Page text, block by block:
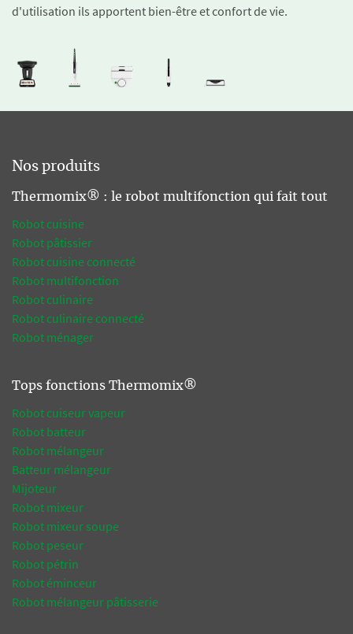
d'utilisation ils apportent bien-être et confort de vie.
Nos produits
Thermomix® : le robot multifonction qui fait tout
Robot cuisine
Robot pâtissier
Robot cuisine connecté
Robot multifonction
Robot culinaire
Robot culinaire connecté
Robot ménager
Tops fonctions Thermomix®
Robot cuiseur vapeur
Robot batteur
Robot mélangeur
Batteur mélangeur
Mijoteur
Robot mixeur
Robot mixeur soupe
Robot peseur
Robot pétrin
Robot éminceur
Robot mélangeur pâtisserie